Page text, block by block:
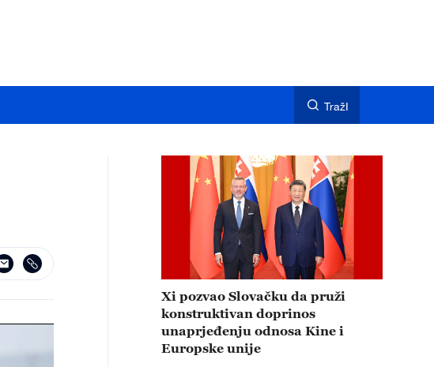
TražI
Xi pozvao Slovačku da pruži
konstruktivan doprinos
unaprjeđenju odnosa Kine i
Europske unije